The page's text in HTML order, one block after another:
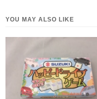
YOU MAY ALSO LIKE